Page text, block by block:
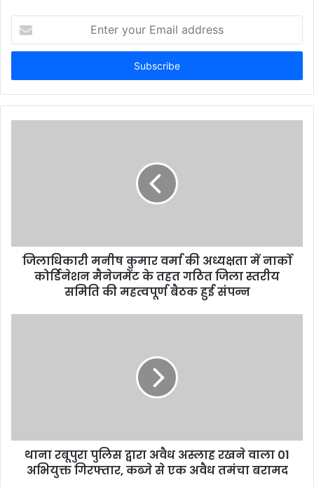
your
Email
जिलाधिकारी मनीष कुमार वर्मा की अध्यक्षता में नार्को
कोर्डिनेशन मैनेजमेंट के तहत गठित जिला स्तरीय
समिति की महत्वपूर्ण बैठक हुई संपन्न
थाना रबूपुरा पुलिस द्वारा अवैध अस्लाह रखने वाला 01
अभियुक्त गिरफ्तार, कब्जे से एक अवैध तमंचा बरामद